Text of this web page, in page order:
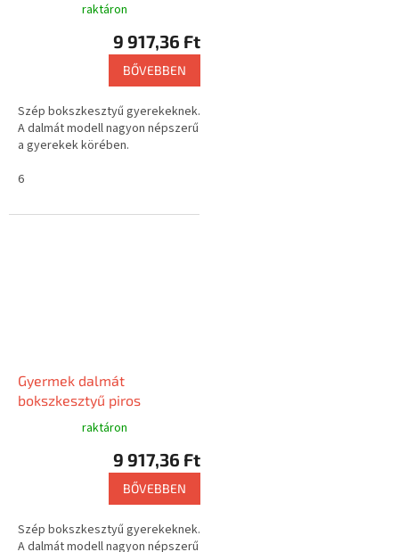
raktáron
9 917,36 Ft
BŐVEBBEN
Szép bokszkesztyű gyerekeknek.
A dalmát modell nagyon népszerű
a gyerekek körében.
6
Gyermek dalmát
bokszkesztyű piros
raktáron
9 917,36 Ft
BŐVEBBEN
Szép bokszkesztyű gyerekeknek.
A dalmát modell nagyon népszerű